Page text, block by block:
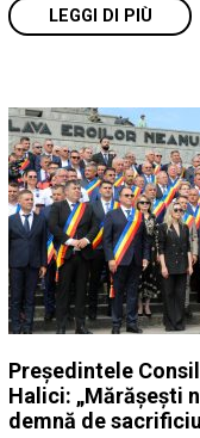
LEGGI DI PIÙ
Președintele
Halici: „Mărășești
demnă de